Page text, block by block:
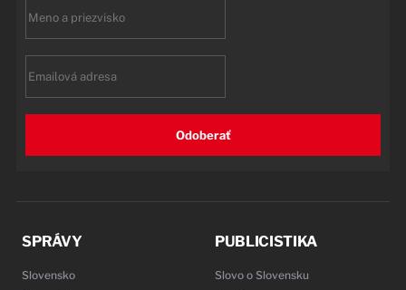
Odoberať
SPRÁVY
Slovensko
PUBLICISTIKA
Slovo o Slovensku